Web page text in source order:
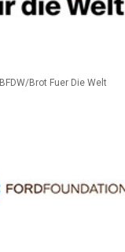
BFDW/Brot Fuer Die Welt